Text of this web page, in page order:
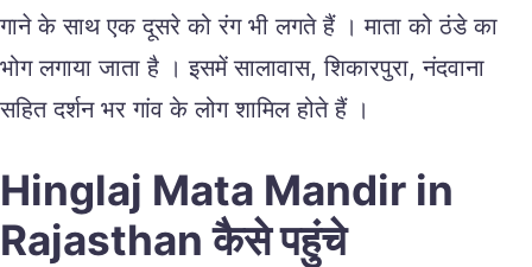
गाने के साथ एक दूसरे को रंग भी लगते हैं । माता को ठंडे का
भोग लगाया जाता है । इसमें सालावास, शिकारपुरा, नंदवाना
सहित दर्शन भर गांव के लोग शामिल होते हैं ।
Hinglaj Mata Mandir in
Rajasthan कैसे पहुंचे